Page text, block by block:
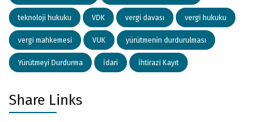
teknoloji hukuku VDK vergi davası vergi hukuku
vergi mahkemesi VUK yürütmenin durdurulması
Yürütmeyi Durdurma İdari İhtirazi Kayıt
Share Links